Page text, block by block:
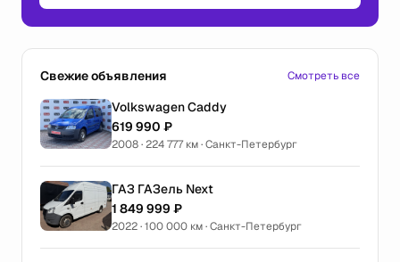
Свежие объявления Смотреть все
Volkswagen Caddy
619 990 ₽
2008 · 224 777 км · Санкт-Петербург
ГАЗ ГАЗель Next
1 849 999 ₽
2022 · 100 000 км · Санкт-Петербург